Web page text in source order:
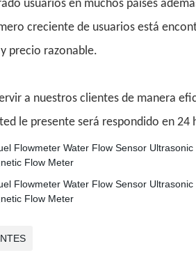
usuarios en muchos países
creciente de usuarios está
precio razonable.
a nuestros clientes de manera
le presente será respondido en 24